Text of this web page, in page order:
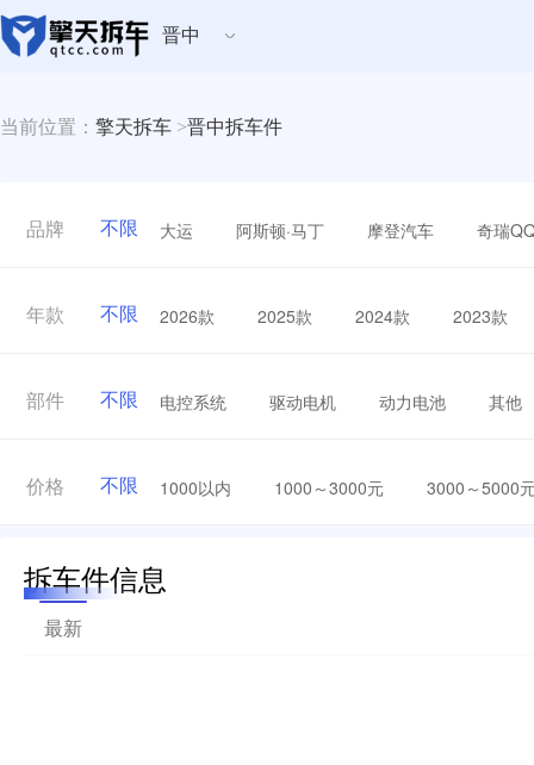
晋中
当前位置： 擎天拆车 >晋中拆车件
品牌 不限 大运 阿斯顿·马丁 摩登汽车 奇瑞
年款 不限 2026款 2025款 2024款 2023款
部件 不限 电控系统 驱动电机 动力电池 其他
价格 不限 1000以内 1000～3000元 3000～5000
拆车件信息
最新